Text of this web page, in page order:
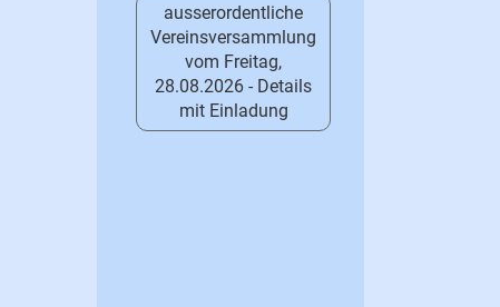
ausserordentliche
Vereinsversammlung
vom Freitag,
28.08.2026 - Details
mit Einladung